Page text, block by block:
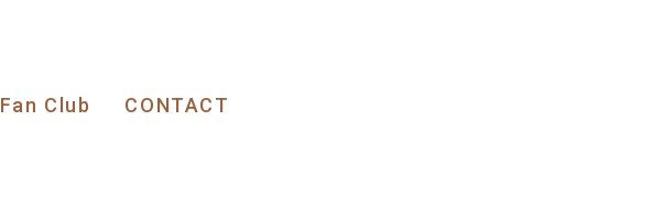
Fan Club CONTACT